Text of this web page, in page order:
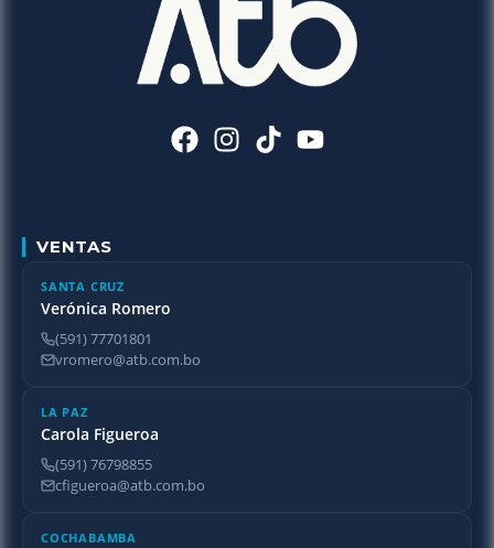
VENTAS
SANTA CRUZ
Verónica Romero
(591) 77701801
vromero@atb.com.bo
LA PAZ
Carola Figueroa
(591) 76798855
cfigueroa@atb.com.bo
COCHABAMBA